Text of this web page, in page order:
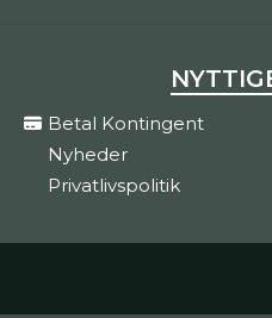
Betal Kontingent
Nyheder
Privatlivspolitik